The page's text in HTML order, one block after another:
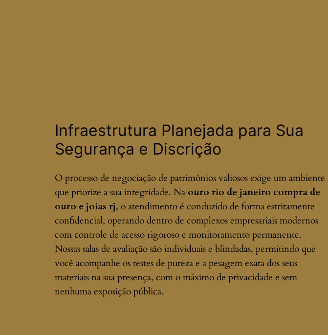
Infraestrutura Planejada para Sua
Segurança e Discrição
O processo de negociação de patrimônios valiosos exige um ambiente
que priorize a sua integridade. Na ouro rio de janeiro compra de
ouro e joias rj, o atendimento é conduzido de forma estritamente
confidencial, operando dentro de complexos empresariais modernos
com controle de acesso rigoroso e monitoramento permanente.
Nossas salas de avaliação são individuais e blindadas, permitindo que
você acompanhe os testes de pureza e a pesagem exata dos seus
materiais na sua presença, com o máximo de privacidade e sem
nenhuma exposição pública.